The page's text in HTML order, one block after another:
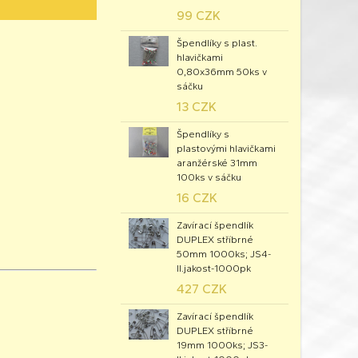
99 CZK
Špendlíky s plast.
hlavičkami
0,80x36mm 50ks v
sáčku
13 CZK
Špendlíky s
plastovými hlavičkami
aranžérské 31mm
100ks v sáčku
16 CZK
Zavírací špendlík
DUPLEX stříbrné
50mm 1000ks; JS4-
II.jakost-1000pk
427 CZK
Zavírací špendlík
DUPLEX stříbrné
19mm 1000ks; JS3-